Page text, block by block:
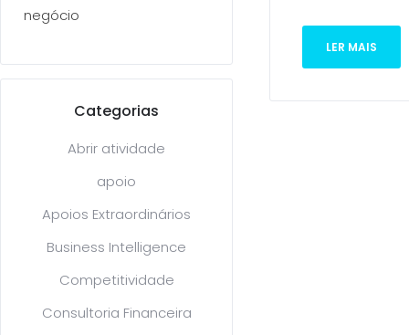
Categorias
Abrir atividade
apoio
Apoios Extraordinários
Business Intelligence
Competitividade
Consultoria Financeira
LER MAIS